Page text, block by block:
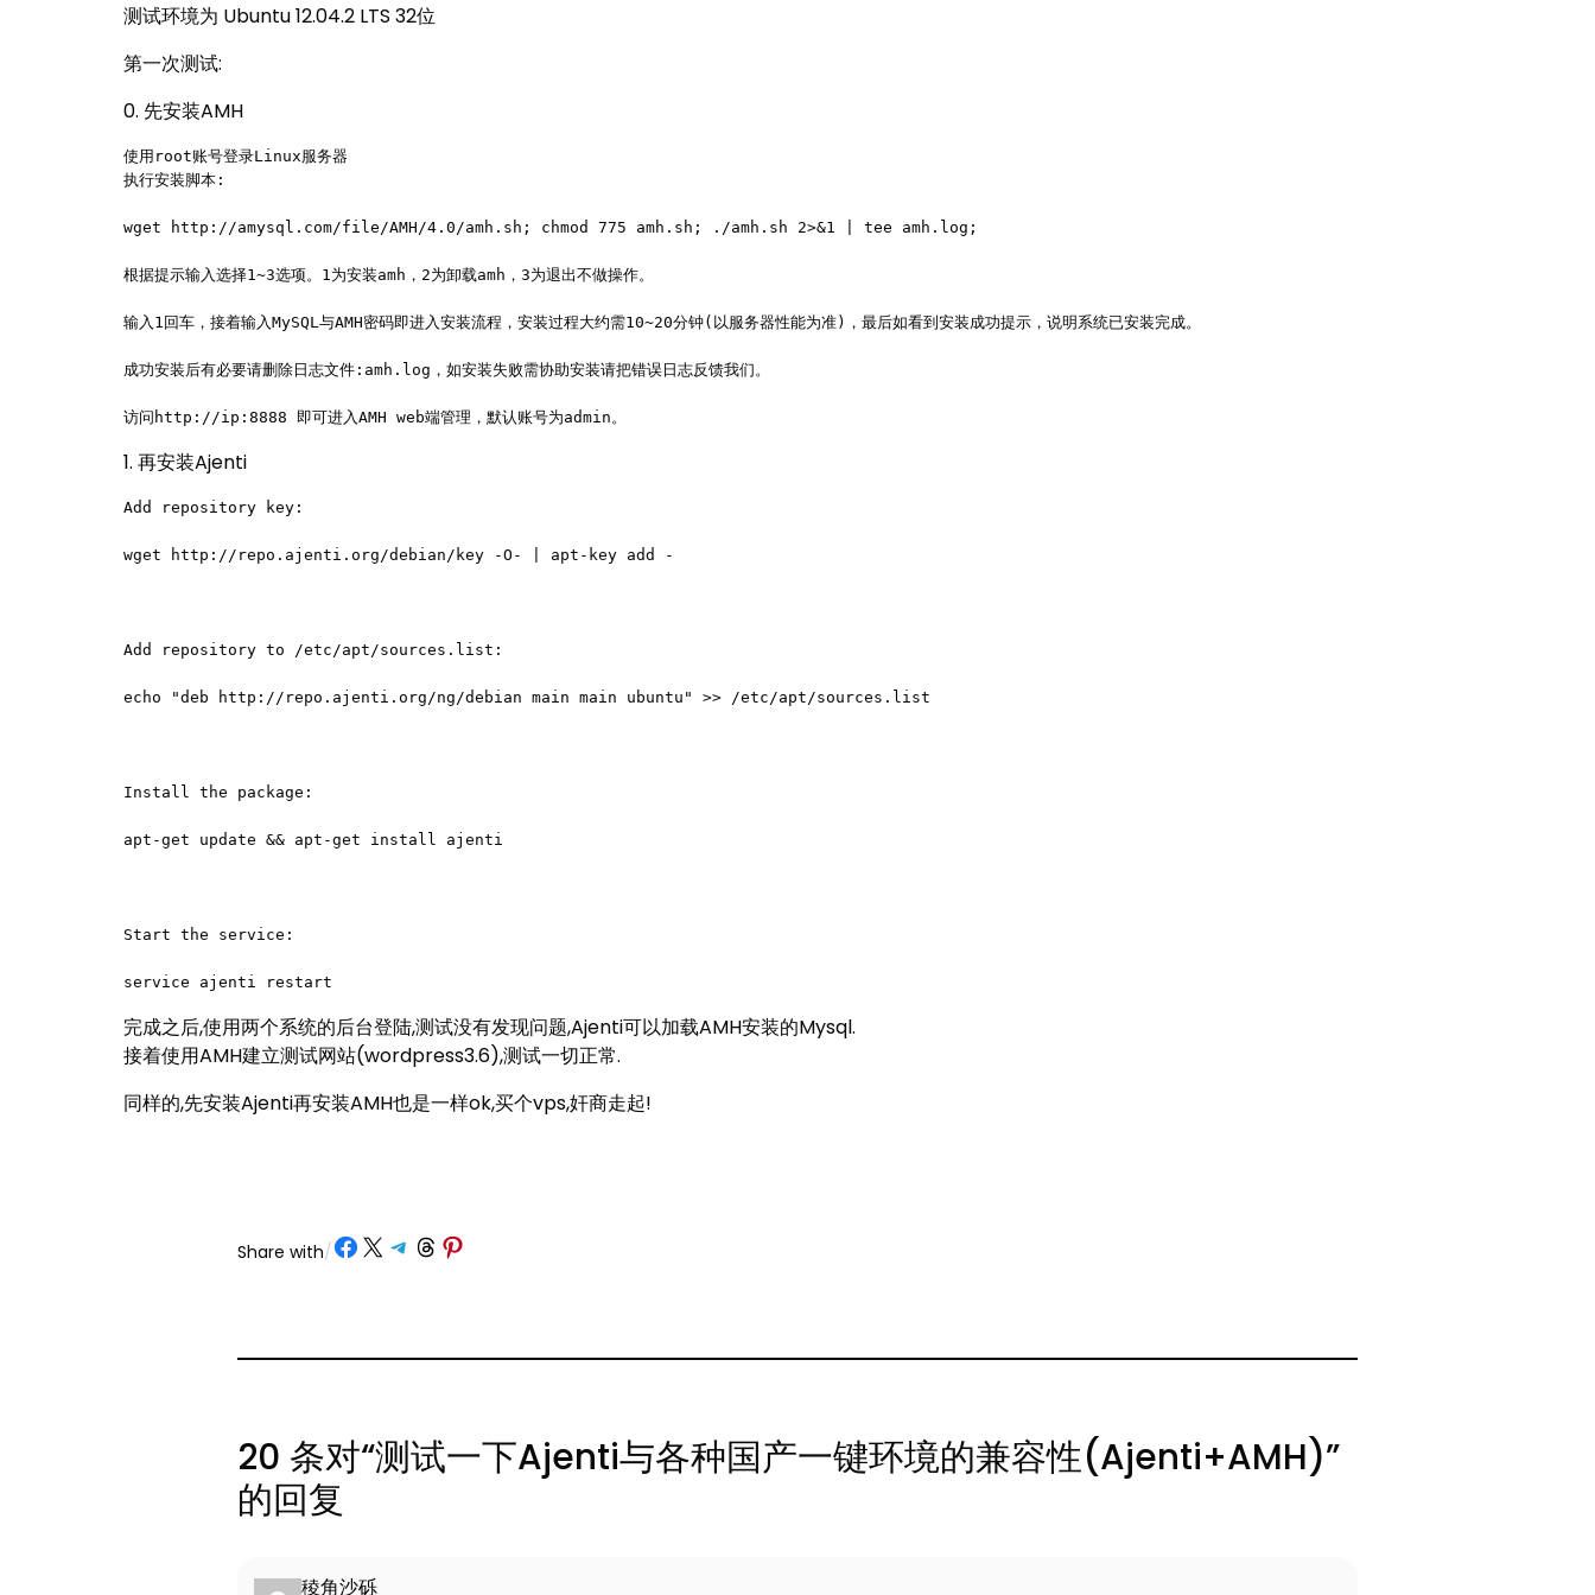
测试环境为 Ubuntu 12.04.2 LTS 32位
第一次测试:
0. 先安装AMH
使用root账号登录Linux服务器
执行安装脚本:
wget http://amysql.com/file/AMH/4.0/amh.sh; chmod 775 amh.sh; ./amh.sh 2>&1 | tee amh.log;
根据提示输入选择1~3选项。1为安装amh，2为卸载amh，3为退出不做操作。
输入1回车，接着输入MySQL与AMH密码即进入安装流程，安装过程大约需10~20分钟(以服务器性能为准)，最后如看到安装成功提示，说明系统已安装完成。
成功安装后有必要请删除日志文件:amh.log，如安装失败需协助安装请把错误日志反馈我们。
访问http://ip:8888 即可进入AMH web端管理，默认账号为admin。
1. 再安装Ajenti
Add repository key:
wget http://repo.ajenti.org/debian/key -O- | apt-key add -
Add repository to /etc/apt/sources.list:
echo "deb http://repo.ajenti.org/ng/debian main main ubuntu" >> /etc/apt/sources.list
Install the package:
apt-get update && apt-get install ajenti
Start the service:
service ajenti restart
完成之后,使用两个系统的后台登陆,测试没有发现问题,Ajenti可以加载AMH安装的Mysql.
接着使用AMH建立测试网站(wordpress3.6),测试一切正常.
同样的,先安装Ajenti再安装AMH也是一样ok,买个vps,奸商走起!
Share with/ Share on Facebook
Share on X Share on Telegram
Share on Threads
Share on Pinterest
20 条对“测试一下Ajenti与各种国产一键环境的兼容性(Ajenti+AMH)”
的回复
稜角沙砾